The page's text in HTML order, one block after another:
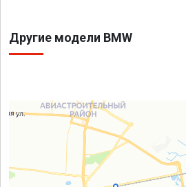
Другие модели BMW